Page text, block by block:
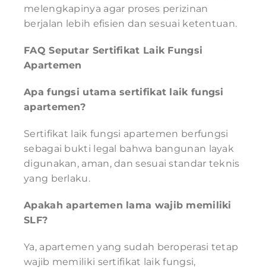
melengkapinya agar proses perizinan
berjalan lebih efisien dan sesuai ketentuan.
FAQ Seputar Sertifikat Laik Fungsi
Apartemen
Apa fungsi utama sertifikat laik fungsi
apartemen?
Sertifikat laik fungsi apartemen berfungsi
sebagai bukti legal bahwa bangunan layak
digunakan, aman, dan sesuai standar teknis
yang berlaku.
Apakah apartemen lama wajib memiliki
SLF?
Ya, apartemen yang sudah beroperasi tetap
wajib memiliki sertifikat laik fungsi,